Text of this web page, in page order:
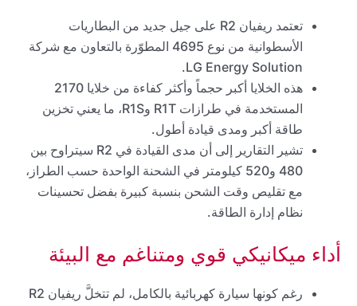
تعتمد ريفيان R2 على جيل جديد من البطاريات
الأسطوانية من نوع 4695 المطوّرة بالتعاون مع شركة
LG Energy Solution.
هذه الخلايا أكبر حجماً وأكثر كفاءة من خلايا 2170
المستخدمة في طرازات R1T وR1S، ما يعني تخزين
طاقة أكبر ومدى قيادة أطول.
تشير التقارير إلى أن مدى القيادة في R2 سيتراوح بين
480 و520 كيلومتر في الشحنة الواحدة حسب الطراز،
مع تقليص وقت الشحن بنسبة كبيرة بفضل تحسينات
نظام إدارة الطاقة.
أداء ميكانيكي قوي ومتناغم مع البيئة
رغم كونها سيارة كهربائية بالكامل، لم تتخلَّ ريفيان R2